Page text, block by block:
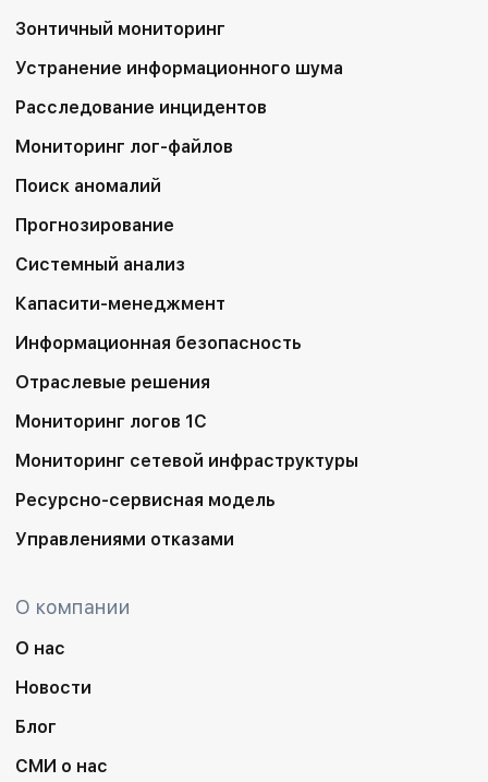
Зонтичный мониторинг
Устранение информационного шума
Расследование инцидентов
Мониторинг лог-файлов
Поиск аномалий
Прогнозирование
Системный анализ
Капасити-менеджмент
Информационная безопасность
Отраслевые решения
Мониторинг логов 1С
Мониторинг сетевой инфраструктуры
Ресурсно-сервисная модель
Управлениями отказами
О компании
О нас
Новости
Блог
СМИ о нас